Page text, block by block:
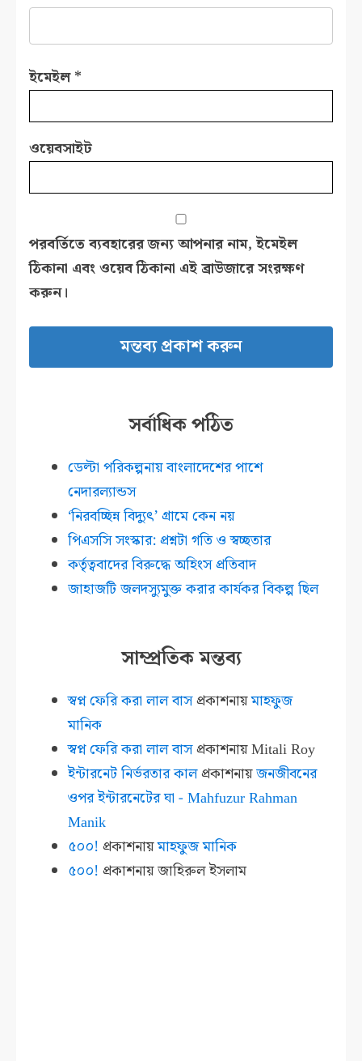
ইমেইল*
ওয়েবসাইট
পরবর্তিতে ব্যবহারের জন্য আপনার নাম, ইমেইল
ঠিকানা এবং ওয়েব ঠিকানা এই ব্রাউজারে সংরক্ষণ
করুন।
সর্বাধিক পঠিত
ডেল্টা পরিকল্পনায় বাংলাদেশের পাশে
নেদারল্যান্ডস
‘নিরবচ্ছিন্ন বিদ্যুৎ’ গ্রামে কেন নয়
পিএসসি সংস্কার: প্রশ্নটা গতি ও স্বচ্ছতার
কর্তৃত্ববাদের বিরুদ্ধে অহিংস প্রতিবাদ
জাহাজটি জলদস্যুমুক্ত করার কার্যকর বিকল্প ছিল
সাম্প্রতিক মন্তব্য
স্বপ্ন ফেরি করা লাল বাসপ্রকাশনায়মাহফুজ
মানিক
স্বপ্ন ফেরি করা লাল বাসপ্রকাশনায়Mitali Roy
ইন্টারনেট নির্ভরতার কালপ্রকাশনায়জনজীবনের
ওপর ইন্টারনেটের ঘা - Mahfuzur Rahman
Manik
৫০০! প্রকাশনায়মাহফুজ মানিক
৫০০! প্রকাশনায়জাহিরুল ইসলাম